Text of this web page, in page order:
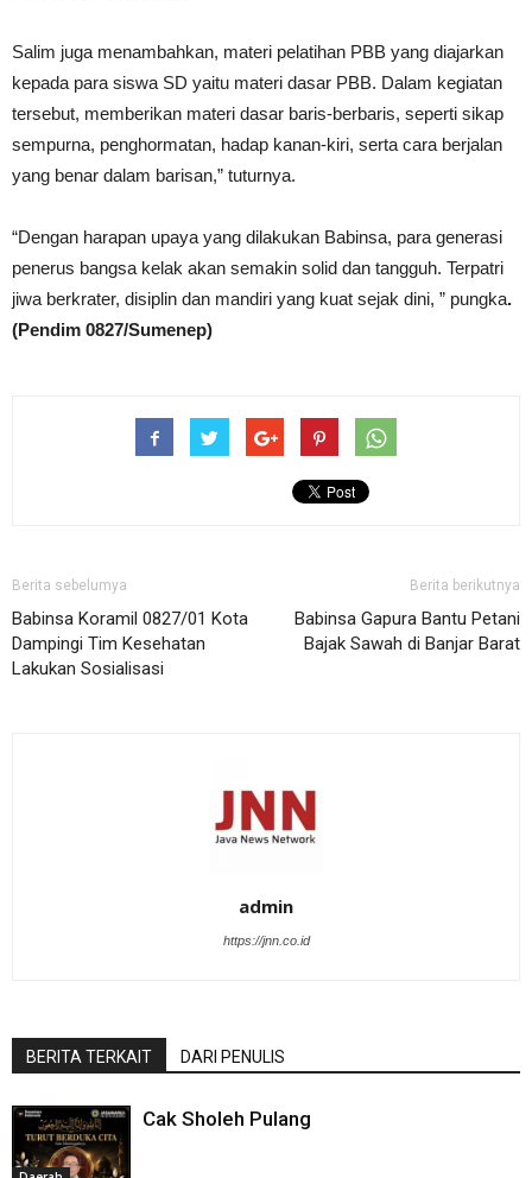
Salim juga menambahkan, materi pelatihan PBB yang diajarkan
kepada para siswa SD yaitu materi dasar PBB. Dalam kegiatan
tersebut, memberikan materi dasar baris-berbaris, seperti sikap
sempurna, penghormatan, hadap kanan-kiri, serta cara berjalan
yang benar dalam barisan,” tuturnya.
“Dengan harapan upaya yang dilakukan Babinsa, para generasi
penerus bangsa kelak akan semakin solid dan tangguh. Terpatri
jiwa berkrater, disiplin dan mandiri yang kuat sejak dini, ” pungka.
(Pendim 0827/Sumenep)
Berita sebelumya
Babinsa Koramil 0827/01 Kota
Dampingi Tim Kesehatan
Lakukan Sosialisasi
Berita berikutnya
Babinsa Gapura Bantu Petani
Bajak Sawah di Banjar Barat
admin
https://jnn.co.id
BERITA TERKAIT DARI PENULIS
Cak Sholeh Pulang